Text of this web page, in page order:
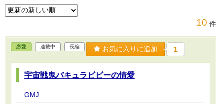
10 件
恋愛 連載中 長編 お気に入りに追加 1
宇宙戦鬼バキュラビビーの情愛
GMJ